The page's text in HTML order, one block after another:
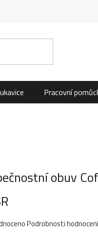
Pracovní
obuv
Podrobnosti hodnocení